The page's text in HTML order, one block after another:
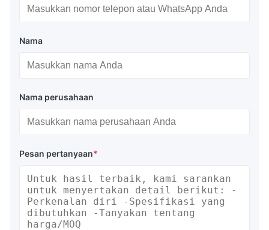
Nama
Nama perusahaan
Pesan pertanyaan*